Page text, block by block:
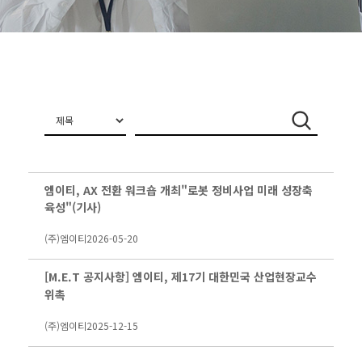
엠이티, AX 전환 워크숍 개최"로봇 정비사업 미래 성장축
육성"(기사)
(주)엠이티2026-05-20
[M.E.T 공지사항] 엠이티, 제17기 대한민국 산업현장교수
위촉
(주)엠이티2025-12-15